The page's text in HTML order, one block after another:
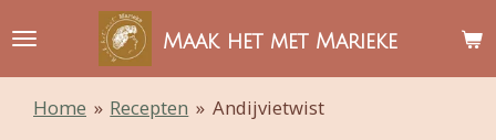
direct
naar
Maak het met Marieke
Home » Recepten » Andijvietwist